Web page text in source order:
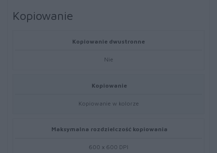
Kopiowanie
Kopiowanie dwustronne
Nie
Kopiowanie
Kopiowanie w kolorze
Maksymalna rozdzielczość kopiowania
600 x 600 DPI